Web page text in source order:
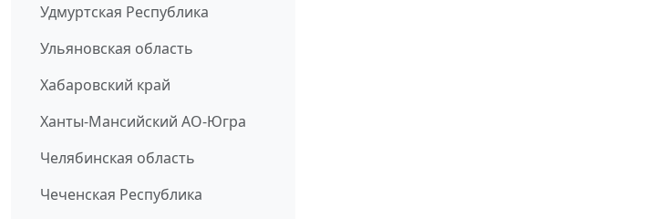
Удмуртская Республика
Ульяновская область
Хабаровский край
Ханты-Мансийский АО-Югра
Челябинская область
Чеченская Республика